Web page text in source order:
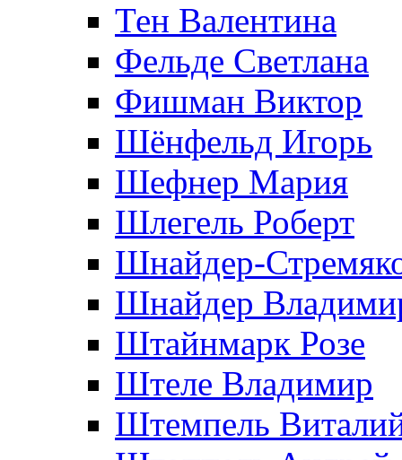
Тен Валентина
Фельде Светлана
Фишман Виктор
Шёнфельд Игорь
Шефнер Мария
Шлегель Роберт
Шнайдер-
Шнайдер
Штайнмарк Розe
Штеле Владимир
Штемпель